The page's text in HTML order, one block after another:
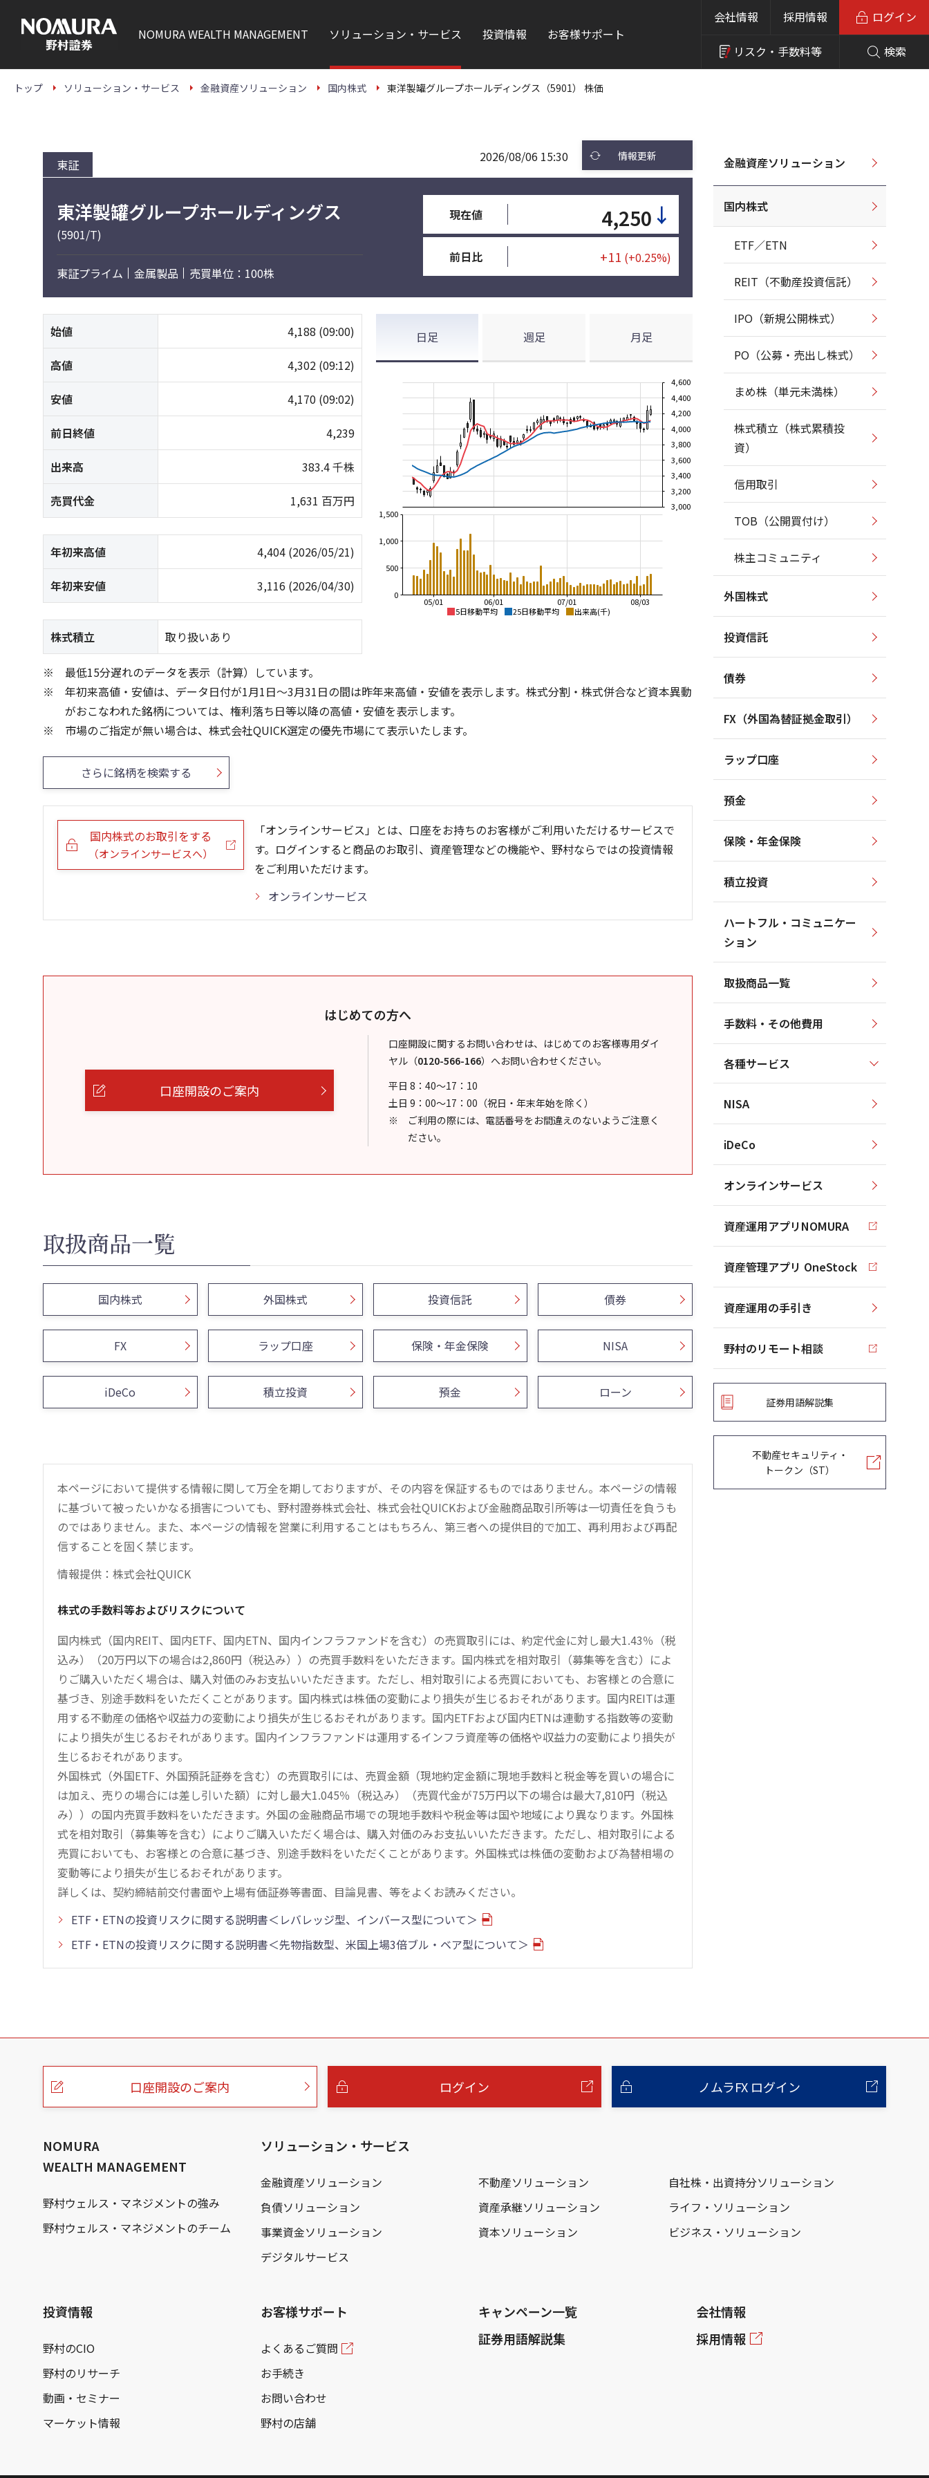
本
NOMURAWEALTH MANAGEMENT ソリューション・サービス 投資情報 お客様サポート
会社情報 採用情報
リスク・ 手数料等 検索
ログイン
トップ ソリューション・サービス 金融資産ソリューション 国内株式 東洋製罐グループホールディングス（5901） 株価
東証 2026/08/06 15:30 情報更新
東洋製罐グループホールディングス
(5901/T)
東証プライム 金属製品 売買単位：100株
現在値 4,250 ↓
前日比 +11 (+0.25%)
始値 4,188 (09:00)
高値 4,302 (09:12)
安値 4,170 (09:02)
前日終値 4,239
出来高 383.4 千株
売買代金 1,631 百万円
年初来高値 4,404 (2026/05/21)
年初来安値 3,116 (2026/04/30)
株式積立 取り扱いあり
日足 週足 月足
5日移動平均 25日移動平均 出来高(千)
08/03
07/01
06/01
05/01
3,000
3,200
3,400
3,600
3,800
4,000
4,200
4,400
4,600
0
500
1,000
1,500
3,500
0
3,000
0
1
最低15分遅れのデータを表示（計算）しています。
年初来高値・安値は、データ日付が1月1日～3月31日の間は昨年来高値・安値を表示します。株式分割・株式併合など資本異動
がおこなわれた銘柄については、権利落ち日等以降の高値・安値を表示します。
市場のご指定が無い場合は、株式会社QUICK選定の優先市場にて表示いたします。
さらに銘柄を検索する
国内株式のお取引をする
（オンラインサービスへ）
「オンラインサービス」とは、口座をお持ちのお客様がご利用いただけるサービスで
す。ログインすると商品のお取引、資産管理などの機能や、野村ならではの投資情報
をご利用いただけます。
オンラインサービス
はじめての方へ
口座開設のご案内
口座開設に関するお問い合わせは、はじめてのお客様専用ダイ
ヤル （0120-566-166） へお問い合わせください。
平日 8：40～17：10
土日 9：00～17：00（祝日・年末年始を除く）
ご利用の際には、電話番号をお間違えのないようご注意く
ださい。
取扱商品一覧
国内株式 外国株式 投資信託 債券
FX ラップ口座 保険・年金保険 NISA
iDeCo 積立投資 預金 ローン
本ページにおいて提供する情報に関して万全を期しておりますが、その内容を保証するものではありません。本ページの情報
に基づいて被ったいかなる損害についても、野村證券株式会社、株式会社QUICKおよび金融商品取引所等は一切責任を負うも
のではありません。また、本ページの情報を営業に利用することはもちろん、第三者への提供目的で加工、再利用および再配
信することを固く禁じます。
情報提供：株式会社QUICK
株式の手数料等およびリスクについて
国内株式（国内REIT、国内ETF、国内ETN、国内インフラファンドを含む）の売買取引には、約定代金に対し最大1.43％（税
込み）（20万円以下の場合は2,860円（税込み））の売買手数料をいただきます。国内株式を相対取引（募集等を含む）によ
りご購入いただく場合は、購入対価のみお支払いいただきます。ただし、相対取引による売買においても、お客様との合意に
基づき、別途手数料をいただくことがあります。国内株式は株価の変動により損失が生じるおそれがあります。国内REITは運
用する不動産の価格や収益力の変動により損失が生じるおそれがあります。国内ETFおよび国内ETNは連動する指数等の変動
により損失が生じるおそれがあります。国内インフラファンドは運用するインフラ資産等の価格や収益力の変動により損失が
生じるおそれがあります。
外国株式（外国ETF、外国預託証券を含む）の売買取引には、売買金額（現地約定金額に現地手数料と税金等を買いの場合に
は加え、売りの場合には差し引いた額）に対し最大1.045％（税込み）（売買代金が75万円以下の場合は最大7,810円（税込
み））の国内売買手数料をいただきます。外国の金融商品市場での現地手数料や税金等は国や地域により異なります。外国株
式を相対取引（募集等を含む）によりご購入いただく場合は、購入対価のみお支払いいただきます。ただし、相対取引による
売買においても、お客様との合意に基づき、別途手数料をいただくことがあります。外国株式は株価の変動および為替相場の
変動等により損失が生じるおそれがあります。
詳しくは、契約締結前交付書面や上場有価証券等書面、目論見書、等をよくお読みください。
ETF・ETNの投資リスクに関する説明書＜レバレッジ型、インバース型について＞
ETF・ETNの投資リスクに関する説明書＜先物指数型、米国上場3倍ブル・ベア型について＞
金融資産ソリューション
国内株式
ETF／ETN
REIT（不動産投資信託）
IPO（新規公開株式）
PO（公募・売出し株式）
まめ株（単元未満株）
株式積立（株式累積投
資）
信用取引
TOB（公開買付け）
株主コミュニティ
外国株式
投資信託
債券
FX（外国為替証拠金取引）
ラップ口座
預金
保険・年金保険
積立投資
ハートフル・コミュニケー
ション
取扱商品一覧
手数料・その他費用
各種サービス
NISA
iDeCo
オンラインサービス
資産運用アプリNOMURA
資産管理アプリ OneStock
資産運用の手引き
野村のリモート相談
証券用語解説集
不動産セキュリティ・
トークン（ST）
こ
口座開設のご案内 ログイン ノムラFX ログイン
NOMURA
WEALTH MANAGEMENT
野村ウェルス・マネジメントの強み
野村ウェルス・マネジメントのチーム
ソリューション・サービス
金融資産ソリューション 不動産ソリューション
自社株・出資持分ソリューション
負債ソリューション
資産承継ソリューション
ライフ・ソリューション
事業資金ソリューション
資本ソリューション
ビジネス・ソリューション
デジタルサービス
投資情報
野村のCIO
野村のリサーチ
動画・セミナー
マーケット情報
お客様サポート
よくあるご質問
お手続き
お問い合わせ
野村の店舗
キャンペーン一覧
証券用語解説集
会社情報
採用情報